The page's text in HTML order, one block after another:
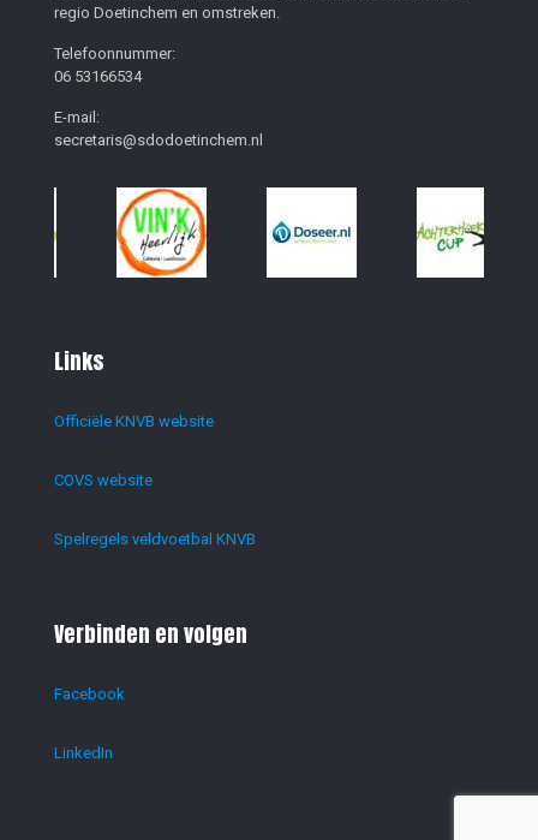
regio Doetinchem en omstreken.
Telefoonnummer:
06 53166534
E-mail:
secretaris@sdodoetinchem.nl
Links
Officiële KNVB website
COVS website
Spelregels veldvoetbal KNVB
Verbinden en volgen
Facebook
LinkedIn